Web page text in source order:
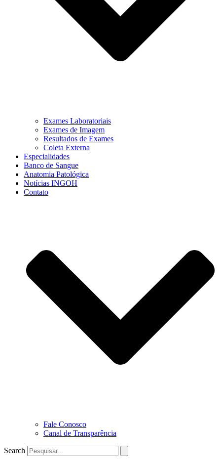
Exames Laboratoriais
Exames de Imagem
Resultados de Exames
Coleta Externa
Especialidades
Banco de Sangue
Anatomia Patológica
Notícias INGOH
Contato
Fale Conosco
Canal de Transparência
Search